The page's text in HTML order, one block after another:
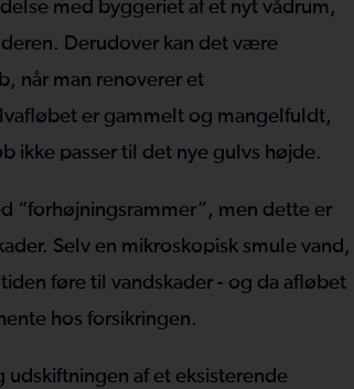
med byggeriet af et nyt vådrum,
Derudover kan det være
når man renoverer et
er gammelt og mangelfuldt,
ikke passer til det nye gulvs højde.
“forhøjningsrammer”, men dette er
Selv en mikroskopisk smule vand,
føre til vandskader - og da afløbet
hos forsikringen.
af et eksisterende